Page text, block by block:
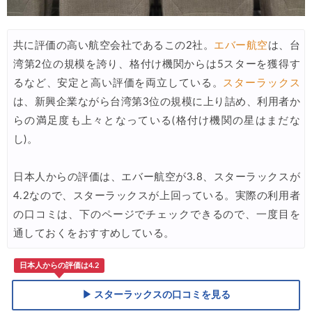
07/30 Trip.com) 航空券 1,500円OFFクーポン
07/27 Trip.com) NY/ロンドン/タイ ホテル 10%OFFクーポン
07/27 Trip.com) タイ航空券 10%OFFクーポン
07/25 楽天トラベル) 海外ツアー 最大30,000円OFFクーポン
07/25 Trip.com) 海外航空券(アジア) 6,900円~
07/24
07/23 Trip.com) 海外航空券 最大2,500円OFFクーポン
07/23 Trip.com) 航空券＋ホテル 最大5,000円OFFクーポン
07/22 JTB) 海外ツアー(10代) 最大28,000円OFFクーポン
エアトリ) 航空券+ホテル 最大30,000円OFFクーポン
共に評価の高い航空会社であるこの2社。 エバー航空は、台
湾第2位の規模を誇り、格付け機関からは5スターを獲得す
るなど、安定と高い評価を両立している。 スターラックス
は、新興企業ながら台湾第3位の規模に上り詰め、利用者か
らの満足度も上々となっている(格付け機関の星はまだな
し)。
日本人からの評価は、エバー航空が3.8、スターラックスが
4.2なので、スターラックスが上回っている。実際の利用者
の口コミは、下のページでチェックできるので、一度目を
通しておくをおすすめしている。
日本人からの評価は4.2
▶ スターラックスの口コミを見る